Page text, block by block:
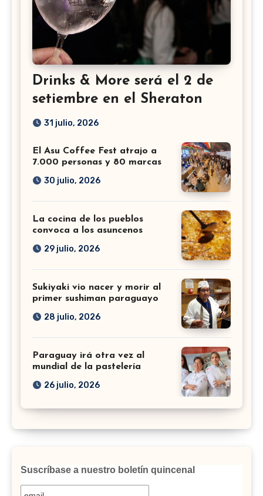
Drinks & More será el 2 de
setiembre en el Sheraton
31 julio, 2026
El Asu Coffee Fest atrajo a
7.000 personas y 80 marcas
30 julio, 2026
La cocina de los pueblos
convoca a los asuncenos
29 julio, 2026
Sukiyaki vio nacer y morir al
primer sushiman paraguayo
28 julio, 2026
Paraguay irá otra vez al
mundial de la pastelería
26 julio, 2026
Suscríbase a nuestro boletín quincenal